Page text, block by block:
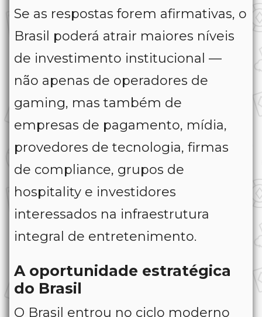
Se as respostas forem afirmativas, o
Brasil poderá atrair maiores níveis
de investimento institucional —
não apenas de operadores de
gaming, mas também de
empresas de pagamento, mídia,
provedores de tecnologia, firmas
de compliance, grupos de
hospitality e investidores
interessados na infraestrutura
integral de entretenimento.
A oportunidade estratégica
do Brasil
O Brasil entrou no ciclo moderno